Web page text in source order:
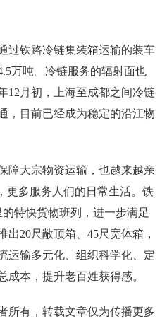
过铁路冷链集装箱运输的装车
万吨。冷链服务的辐射面也
12月初，上海至成都之间冷链
，目前已经成为稳定的沿江物
障大宗物资运输，也越来越亲
更多服务人们的日常生活。铁
特快货物班列，进一步满足
20尺敞顶箱、45尺宽体箱，
运输多元化、组织科学化、定
成本，提升老百姓获得感。
所有，转载文章仅为传播更多